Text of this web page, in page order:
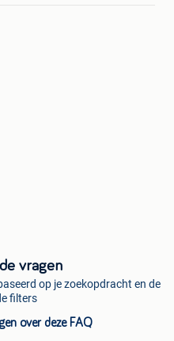
vragen
op je zoekopdracht en de
filters
over deze FAQ